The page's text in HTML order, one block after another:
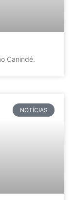
Canindé.
NOTÍCIAS